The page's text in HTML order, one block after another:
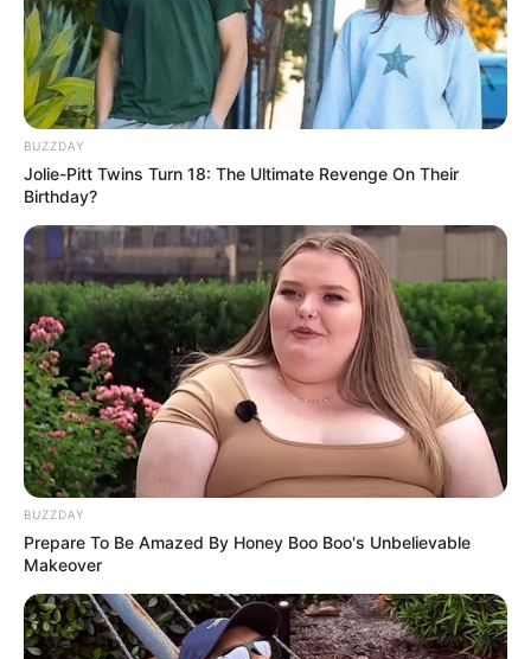
OBSERWUJ NAS W GOOGLE NEWS, BY BYĆ NA
BIEŻĄCO!
Tagi: Babyteeth Best Film Filmy kina
Kino
Premiera
Zdjęcia z planu
BUZZDAY
Jolie-Pitt Twins Turn 18: The Ultimate Revenge On Their
Birthday?
BUZZDAY
Prepare To Be Amazed By Honey Boo Boo's Unbelievable
Makeover